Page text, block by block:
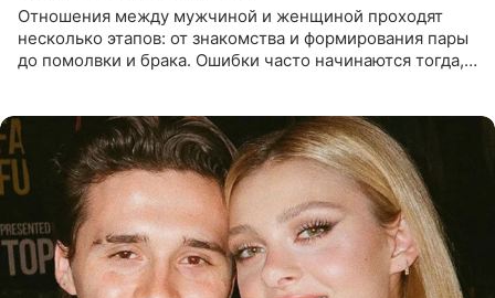
Отношения между мужчиной и женщиной проходят
несколько этапов: от знакомства и формирования пары
до помолвки и брака. Ошибки часто начинаются тогда,